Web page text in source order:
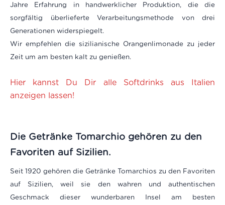
Jahre Erfahrung in handwerklicher Produktion, die die
sorgfältig überlieferte Verarbeitungsmethode von drei
Generationen widerspiegelt.
Wir empfehlen die sizilianische Orangenlimonade zu jeder
Zeit um am besten kalt zu genießen.
Hier kannst Du Dir alle Softdrinks aus Italien
anzeigen lassen!
Die Getränke Tomarchio gehören zu den
Favoriten auf Sizilien.
Seit 1920 gehören die Getränke Tomarchios zu den Favoriten
auf Sizilien, weil sie den wahren und authentischen
Geschmack dieser wunderbaren Insel am besten